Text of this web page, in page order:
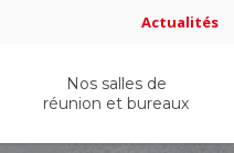
Actualités
Nos salles de
réunion et bureaux